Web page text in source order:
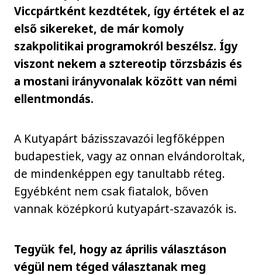
Viccpártként kezdtétek, így értétek el az
első sikereket, de már komoly
szakpolitikai programokról beszélsz. Így
viszont nekem a sztereotip törzsbázis és
a mostani irányvonalak között van némi
ellentmondás.
A Kutyapárt bázisszavazói legfőképpen
budapestiek, vagy az onnan elvándoroltak,
de mindenképpen egy tanultabb réteg.
Egyébként nem csak fiatalok, bőven
vannak középkorú kutyapárt-szavazók is.
Tegyük fel, hogy az április választáson
végül nem téged választanak meg